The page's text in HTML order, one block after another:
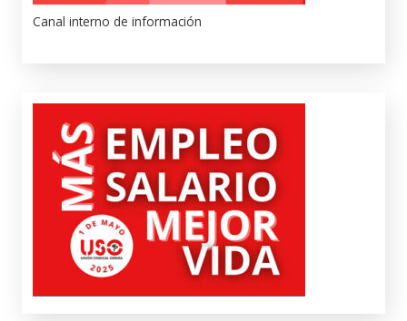
Canal interno de información